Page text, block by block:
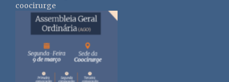
coocirurge